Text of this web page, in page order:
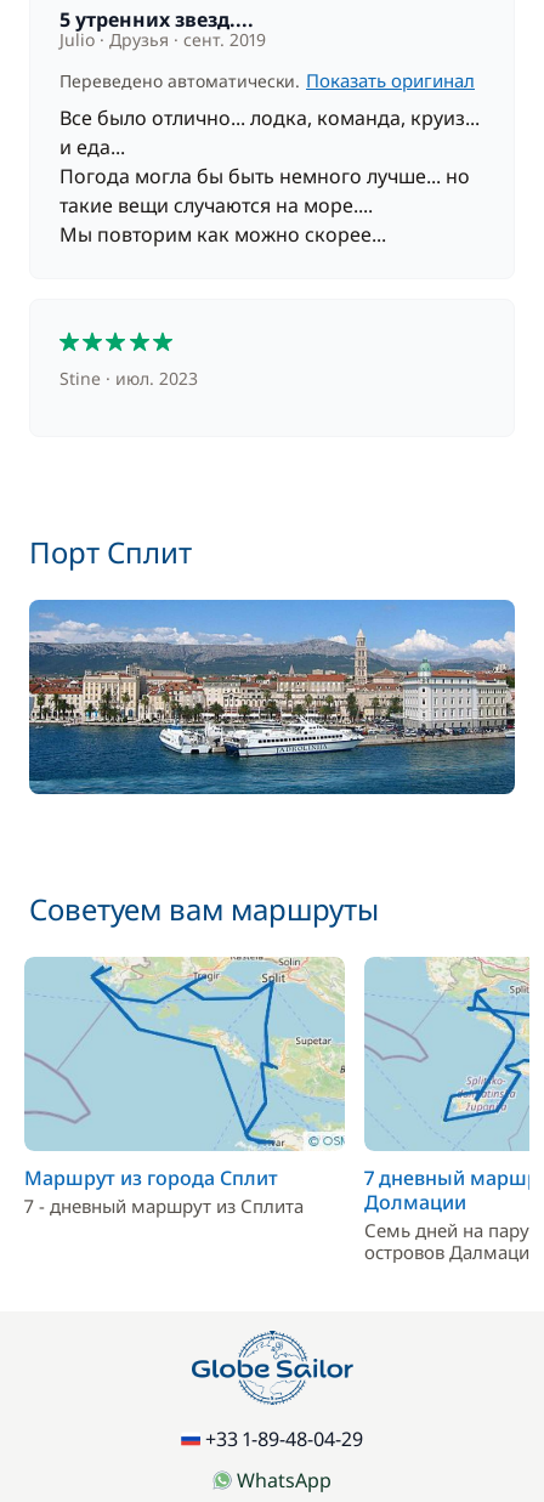
5 утренних звезд....
Julio Друзья
сент. 2019
Переведено автоматически. Показать оригинал
Все было отлично... лодка, команда, круиз...
и еда...
Погода могла бы быть немного лучше... но
такие вещи случаются на море....
Мы повторим как можно скорее...
Stine июл. 2023
Порт Сплит
Советуем вам маршруты
Маршрут из города Сплит
7 - дневный маршрут из Сплита
7 дневный
Долмации
Семь дней на
островов Далмации
+33 1-89-48-04-29
WhatsApp